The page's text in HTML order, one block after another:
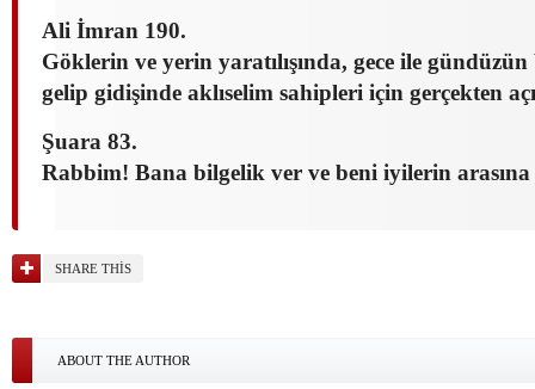
Ali İmran 190.
Göklerin ve yerin yaratılışında, gece ile
gelip gidişinde aklıselim sahipleri için gerçekten
Şuara 83.
Rabbim! Bana bilgelik ver ve beni iyilerin
SHARE THIS
ABOUT THE AUTHOR